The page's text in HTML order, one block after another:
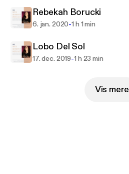
Rebekah Borucki
6. jan. 2020-1 h 1 min
Lobo Del Sol
17. dec. 2019-1 h 23 min
Vis mere